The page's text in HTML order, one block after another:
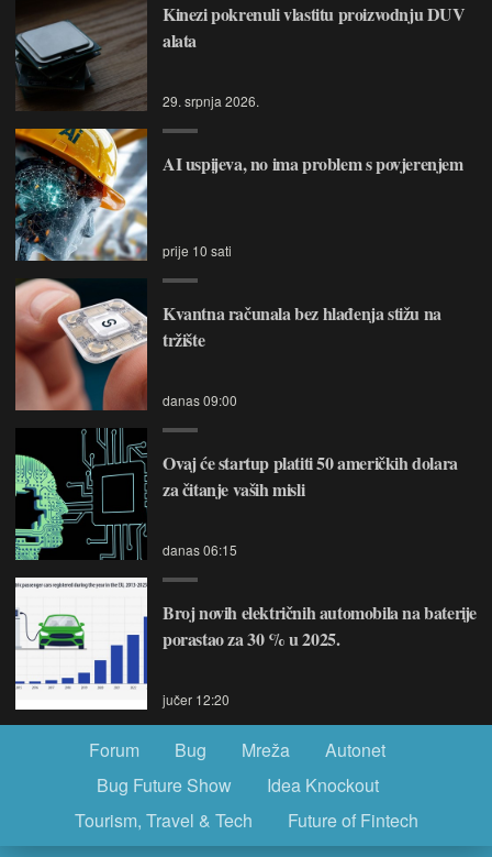
Kinezi pokrenuli vlastitu proizvodnju DUV
alata
29. srpnja 2026.
AI uspijeva, no ima problem s povjerenjem
prije 10 sati
Kvantna računala bez hlađenja stižu na
tržište
danas 09:00
Ovaj će startup platiti 50 američkih dolara
za čitanje vaših misli
danas 06:15
Broj novih električnih automobila na baterije
porastao za 30 % u 2025.
jučer 12:20
Forum Bug Mreža
Autonet
Bug Future Show
Idea Knockout
Tourism, Travel & Tech
Future of Fintech